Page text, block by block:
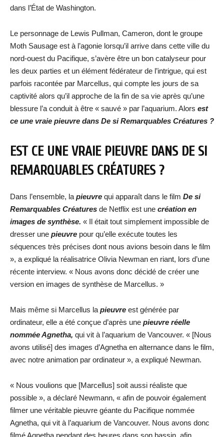
dans l’État de Washington.
Le personnage de Lewis Pullman, Cameron, dont le groupe
Moth Sausage est à l’agonie lorsqu’il arrive dans cette ville du
nord-ouest du Pacifique, s’avère être un bon catalyseur pour
les deux parties et un élément fédérateur de l’intrigue, qui est
parfois racontée par Marcellus, qui compte les jours de sa
captivité alors qu’il approche de la fin de sa vie après qu’une
blessure l’a conduit à être « sauvé » par l’aquarium. Alors est
ce une vraie pieuvre dans De si Remarquables Créatures ?
EST CE UNE VRAIE PIEUVRE DANS DE SI
REMARQUABLES CRÉATURES ?
Dans l’ensemble, la pieuvre qui apparaît dans le film De si
Remarquables Créatures de Netflix est une création en
images de synthèse. « Il était tout simplement impossible de
dresser une pieuvre pour qu’elle exécute toutes les
séquences très précises dont nous avions besoin dans le film
», a expliqué la réalisatrice Olivia Newman en riant, lors d’une
récente interview. « Nous avons donc décidé de créer une
version en images de synthèse de Marcellus. »
Mais même si Marcellus la pieuvre est générée par
ordinateur, elle a été conçue d’après une pieuvre réelle
nommée Agnetha, qui vit à l’aquarium de Vancouver. « [Nous
avons utilisé] des images d’Agnetha en alternance dans le film,
avec notre animation par ordinateur », a expliqué Newman.
« Nous voulions que [Marcellus] soit aussi réaliste que
possible », a déclaré Newmann, « afin de pouvoir également
filmer une véritable pieuvre géante du Pacifique nommée
Agnetha, qui vit à l’aquarium de Vancouver. Nous avons donc
filmé Agnetha pendant des heures dans son bassin, afin